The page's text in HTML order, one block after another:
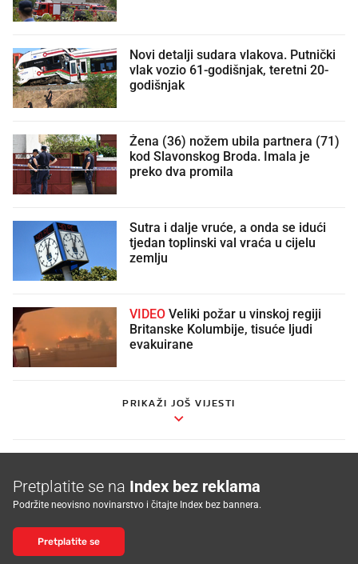
Novi detalji sudara vlakova. Putnički
vlak vozio 61-godišnjak, teretni 20-
godišnjak
Žena (36) nožem ubila partnera (71)
kod Slavonskog Broda. Imala je
preko dva promila
Sutra i dalje vruće, a onda se idući
tjedan toplinski val vraća u cijelu
zemlju
VIDEO
Britanske Kolumbije, tisuće ljudi
evakuirane
PRIKAŽI JOŠ VIJESTI
Pretplatite se na Index bez reklama
Podržite neovisno novinarstvo i čitajte Index bez bannera.
Pretplatite se